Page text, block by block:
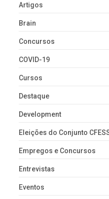
Artigos
Brain
Concursos
COVID-19
Cursos
Destaque
Development
Eleições do Conjunto
Empregos e Concursos
Entrevistas
Eventos